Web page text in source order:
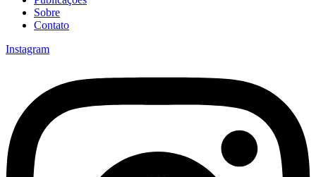
Sobre
Contato
Instagram